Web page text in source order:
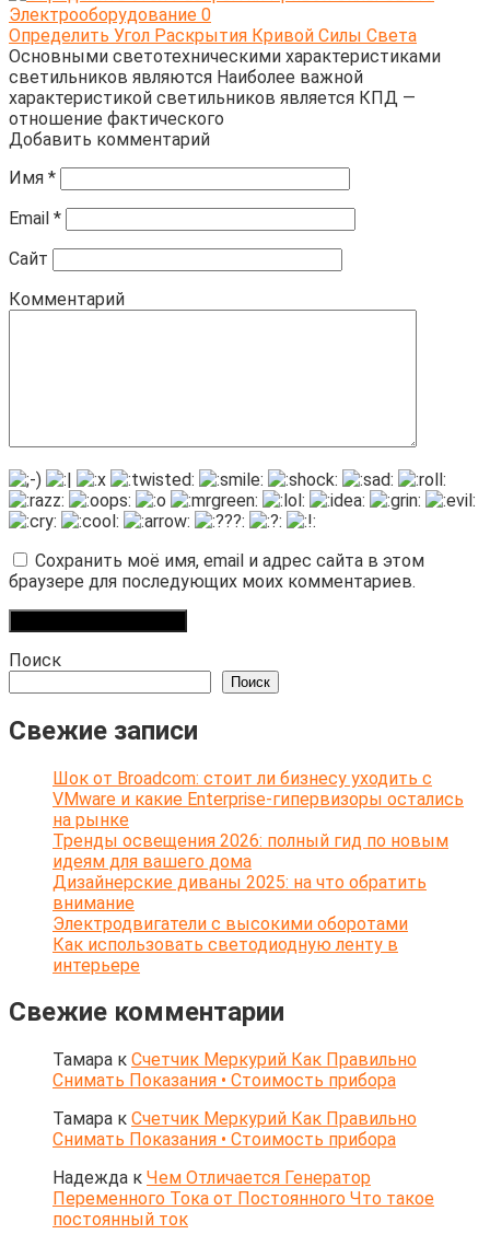
Электрооборудование 0
Определить Угол Раскрытия Кривой Силы Света
Основными светотехническими характеристиками
светильников являются Наиболее важной
характеристикой светильников является КПД —
отношение фактического
Добавить комментарий
Имя *
Email *
Сайт
Комментарий
Сохранить моё имя, email и адрес сайта в этом
браузере для последующих моих комментариев.
Поиск
Поиск
Свежие записи
Шок от Broadcom: стоит ли бизнесу уходить с
VMware и какие Enterprise-гипервизоры остались
на рынке
Тренды освещения 2026: полный гид по новым
идеям для вашего дома
Дизайнерские диваны 2025: на что обратить
внимание
Электродвигатели с высокими оборотами
Как использовать светодиодную ленту в
интерьере
Свежие комментарии
Тамара к Счетчик Меркурий Как Правильно
Снимать Показания • Стоимость прибора
Тамара к Счетчик Меркурий Как Правильно
Снимать Показания • Стоимость прибора
Надежда к Чем Отличается Генератор
Переменного Тока от Постоянного Что такое
постоянный ток